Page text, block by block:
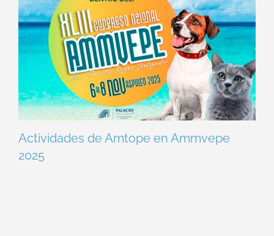
Actividades de Amtope en Ammvepe
2025